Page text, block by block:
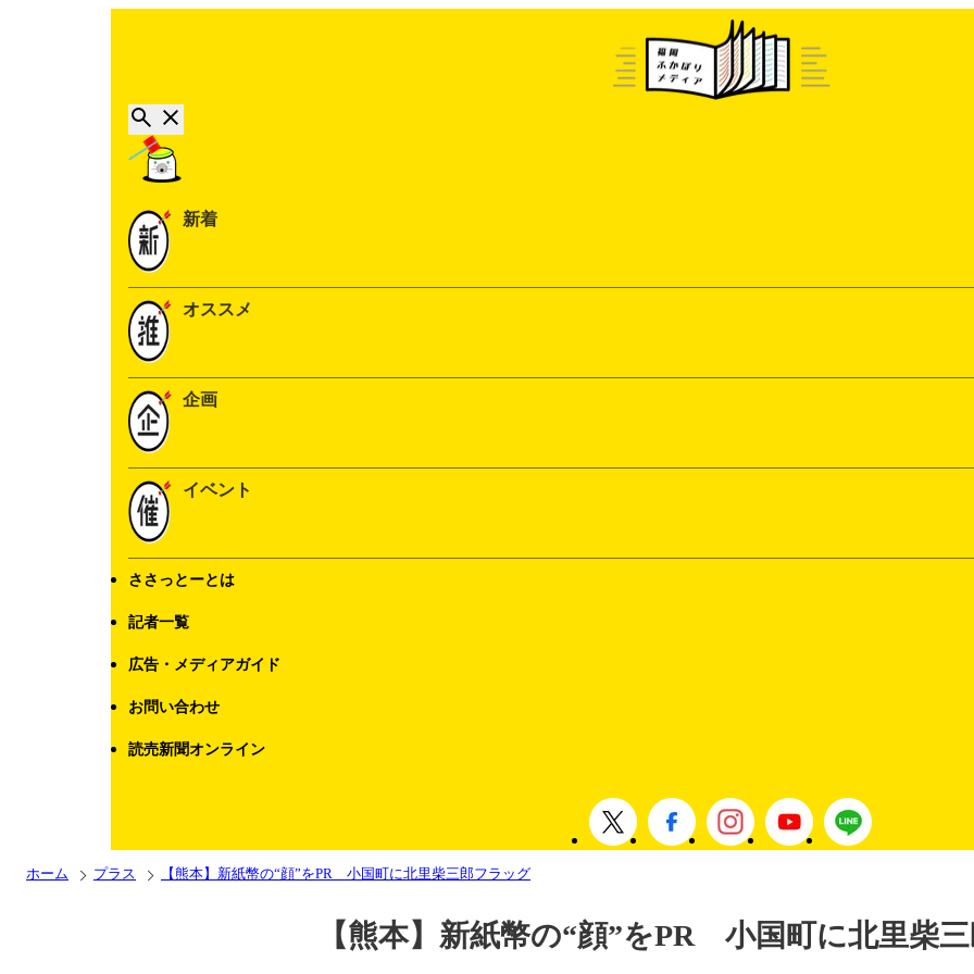
新着
オススメ
企画
イベント
ささっとーとは
記者一覧
広告・メディアガイド
お問い合わせ
読売新聞オンライン
ホーム プラス 【熊本】新紙幣の“顔”をPR 小国町に北里柴三郎フラッグ
【熊本】新紙幣の“顔”をPR 小国町に北里柴